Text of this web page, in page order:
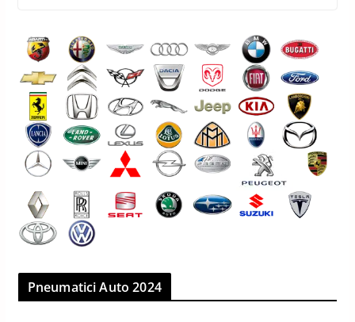
Pneumatici Auto 2024